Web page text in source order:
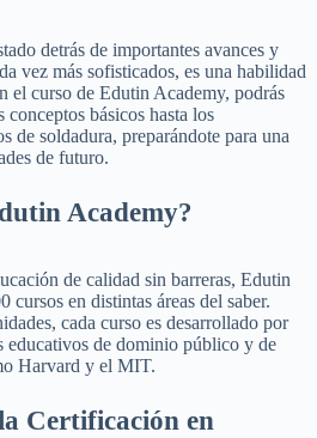
detrás de importantes avances y
vez más sofisticados, es una habilidad
el curso de Edutin Academy, podrás
básicos hasta los
de soldadura, preparándote para una
de futuro.
Academy?
de calidad sin barreras, Edutin
cursos en distintas áreas del saber.
cada curso es desarrollado por
educativos de dominio público y de
Harvard y el MIT.
Certificación en